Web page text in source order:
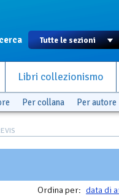
Libri collezionismo
Per collana Per autore
Ordina per: data di